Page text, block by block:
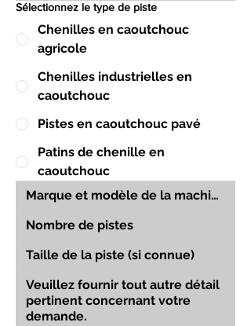
Sélectionnez le type de piste
Chenilles en caoutchouc
agricole
Chenilles industrielles en
caoutchouc
Pistes en caoutchouc pavé
Patins de chenille en
caoutchouc